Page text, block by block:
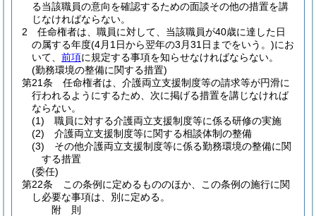
る当該職員の意向を確認するための面談その他の措置を講
じなければならない。
2
任命権者は、職員に対して、当該職員が40歳に達した日
の属する年度(4月1日から翌年の3月31日までをいう。)にお
いて、 前項に規定する事項を知らせなければならない。
(勤務環境の整備に関する措置)
第21条
任命権者は、介護両立支援制度等の請求等が円滑に
行われるようにするため、次に掲げる措置を講じなければ
ならない。
(1)
職員に対する介護両立支援制度等に係る研修の実施
(2)
介護両立支援制度等に関する相談体制の整備
(3)
その他介護両立支援制度等に係る勤務環境の整備に関
する措置
(委任)
第22条
この条例に定めるもののほか、この条例の施行に関
し必要な事項は、別に定める。
附 則